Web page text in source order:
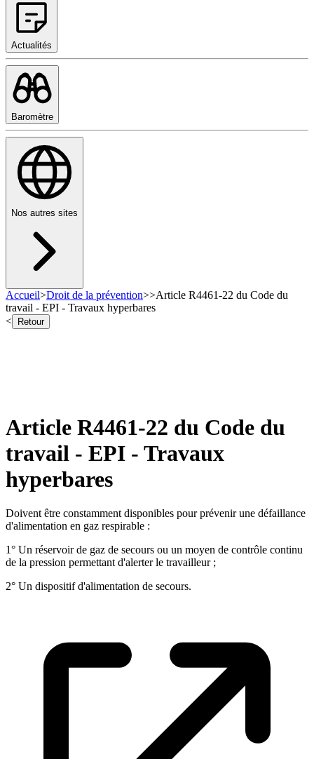
Actualités
Baromètre
Nos autres sites
Accueil>Droit de la prévention>>Article R4461-22 du Code du
travail - EPI - Travaux hyperbares
<
Retour
Article R4461-22 du Code du
travail - EPI - Travaux
hyperbares
Doivent être constamment disponibles pour prévenir une défaillance
d'alimentation en gaz respirable :
1° Un réservoir de gaz de secours ou un moyen de contrôle continu
de la pression permettant d'alerter le travailleur ;
2° Un dispositif d'alimentation de secours.